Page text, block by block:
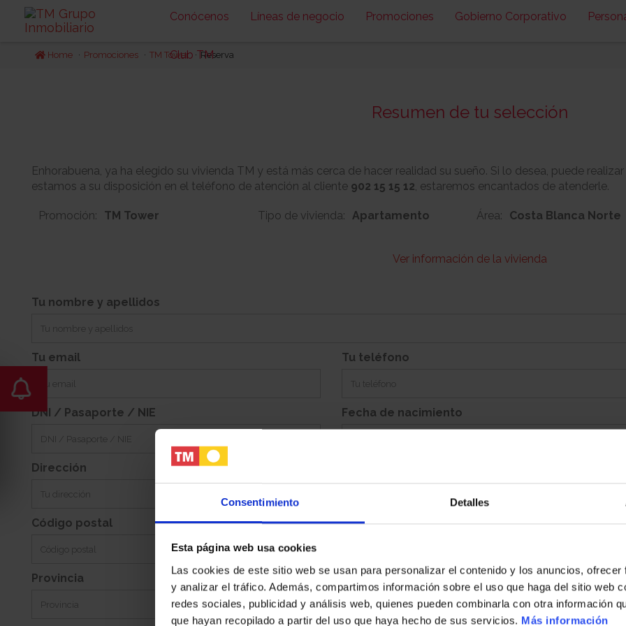
Consentimiento Detalles
Esta página web usa cookies
Las cookies de este sitio web se usan para personalizar el contenido y los anuncios,
y analizar el tráfico. Además, compartimos información sobre el uso que haga del sitio web
redes sociales, publicidad y análisis web, quienes pueden combinarla con otra información
que hayan recopilado a partir del uso que haya hecho de sus servicios. Más información
Conócenos Líneas de negocio Promociones Gobierno Corporativo
Club TM
Home Promociones TM Tower Reserva
Resumen de tu selección
Enhorabuena, ya ha elegido su vivienda TM y está más cerca de hacer realidad su sueño. Si lo desea, puede
estamos a su disposición en el teléfono de atención al cliente 902 15 15 12, estaremos encantados de atenderle.
Promoción: TM Tower Tipo de vivienda: Apartamento Área: Costa Blanca Norte
Ver información de la vivienda
1
Jardin: -
Tu nombre y apellidos
Tu email Tu teléfono
DNI / Pasaporte / NIE Fecha de nacimiento
Dirección
Código postal Población
Provincia País